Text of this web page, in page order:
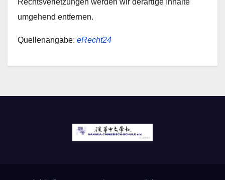
Rechtsverletzungen werden wir derartige Inhalte
umgehend entfernen.
Quellenangabe: eRecht24